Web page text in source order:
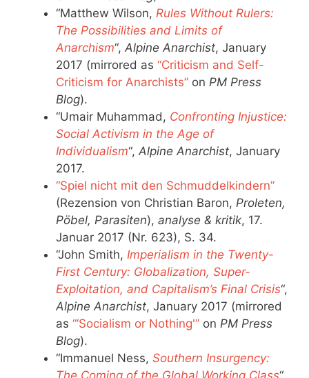
“Matthew Wilson, Rules Without Rulers:
The Possibilities and Limits of
Anarchism“, Alpine Anarchist, January
2017 (mirrored as “Criticism and Self-
Criticism for Anarchists” on PM Press
Blog).
“Umair Muhammad, Confronting Injustice:
Social Activism in the Age of
Individualism“, Alpine Anarchist, January
2017.
“Spiel nicht mit den Schmuddelkindern”
(Rezension von Christian Baron, Proleten,
Pöbel, Parasiten), analyse & kritik, 17.
Januar 2017 (Nr. 623), S. 34.
“John Smith, Imperialism in the Twenty-
First Century: Globalization, Super-
Exploitation, and Capitalism’s Final Crisis“,
Alpine Anarchist, January 2017 (mirrored
as “‘Socialism or Nothing'” on PM Press
Blog).
“Immanuel Ness, Southern Insurgency:
The Coming of the Global Working Class“,